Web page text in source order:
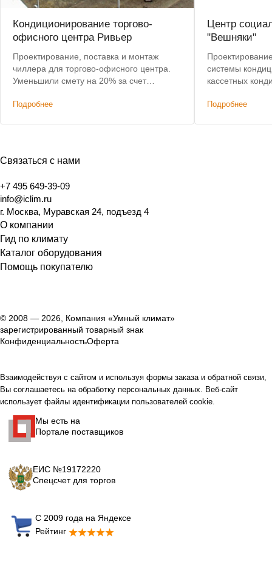
Кондиционирование торгово-
офисного центра Ривьер
Проектирование, поставка и монтаж
чиллера для торгово-офисного центра.
Уменьшили смету на 20% за счет
Подробнее
Центр
"Вешняки"
системы
кассетных
Подробнее
Связаться с нами
+7 495 649-39-09
info@iclim.ru
г. Москва, Муравская 24, подъезд 4
О компании
Гид по климату
Каталог оборудования
Помощь покупателю
© 2008 — 2026, Компания «Умный климат»
зарегистрированный товарный знак
КонфиденциальностьОферта
Взаимодействуя с сайтом и используя формы заказа и обратной связи,
Вы соглашаетесь на обработку персональных данных. Веб-сайт
использует файлы идентификации пользователей cookie.
Мы есть на
Портале поставщиков
ЕИС №19172220
Спецсчет для торгов
С 2009 года на Яндексе
Рейтинг